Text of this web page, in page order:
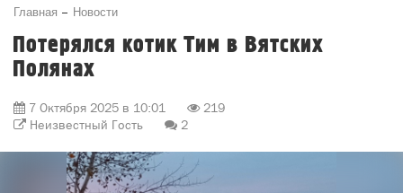
Главная Новости
Потерялся котик Тим в Вятских
Полянах
7 Октября 2025 в 10:01
219
Неизвестный Гость
2